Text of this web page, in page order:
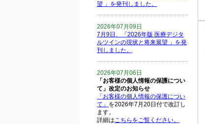
望 」を発刊しました。
2026年07月09日
7月9日、「2026年版 医療デジタ
ルツインの現状と将来展望 」を発
刊しました。
2026年07月06日
「お客様の個人情報の保護につい
て」改定のお知らせ
「お客様の個人情報の保護につい
て」 を2026年7月20日付で改訂し
ます。
詳細はこちらをご覧ください。